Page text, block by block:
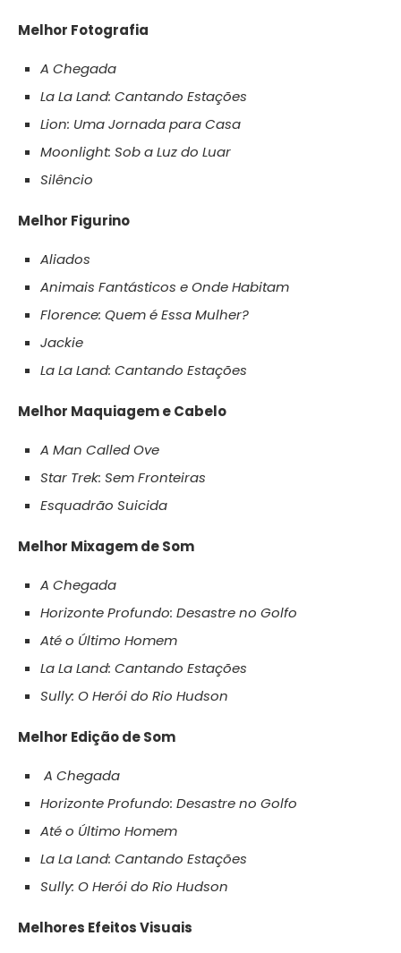
Melhor Fotografia
A Chegada
La La Land: Cantando Estações
Lion: Uma Jornada para Casa
Moonlight: Sob a Luz do Luar
Silêncio
Melhor Figurino
Aliados
Animais Fantásticos e Onde Habitam
Florence: Quem é Essa Mulher?
Jackie
La La Land: Cantando Estações
Melhor Maquiagem e Cabelo
A Man Called Ove
Star Trek: Sem Fronteiras
Esquadrão Suicida
Melhor Mixagem de Som
A Chegada
Horizonte Profundo: Desastre no Golfo
Até o Último Homem
La La Land: Cantando Estações
Sully: O Herói do Rio Hudson
Melhor Edição de Som
A Chegada
Horizonte Profundo: Desastre no Golfo
Até o Último Homem
La La Land: Cantando Estações
Sully: O Herói do Rio Hudson
Melhores Efeitos Visuais